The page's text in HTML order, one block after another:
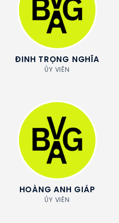
ĐINH TRỌNG NGHĨA
ỦY VIÊN
HOÀNG ANH GIÁP
ỦY VIÊN